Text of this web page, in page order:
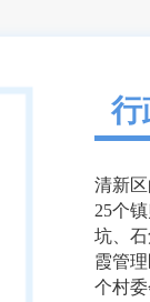
清新
25个
坑、
霞管
个村